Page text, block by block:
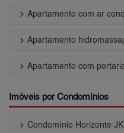
keyboard_arrow_right
keyboard_arrow_right
keyboard_arrow_right
Imóveis por Condomínios
keyboard_arrow_right